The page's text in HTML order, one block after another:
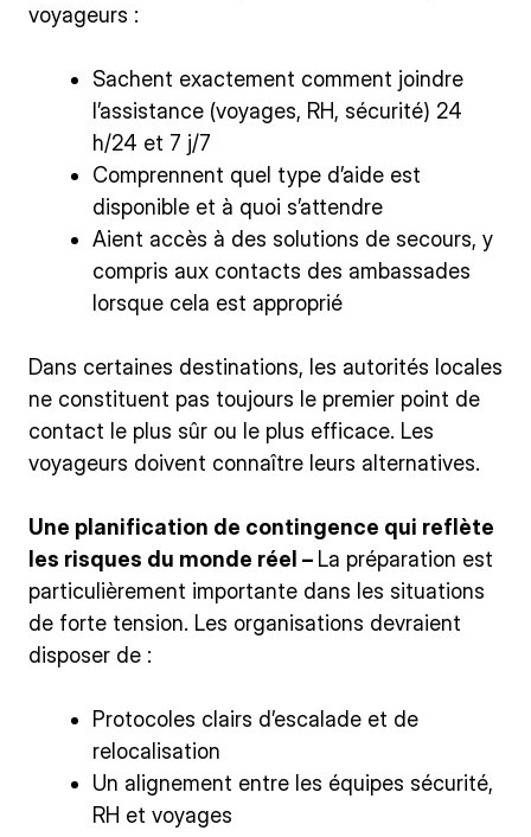
voyageurs :
Sachent exactement comment joindre
l’assistance (voyages, RH, sécurité) 24
h/24 et 7 j/7
Comprennent quel type d’aide est
disponible et à quoi s’attendre
Aient accès à des solutions de secours, y
compris aux contacts des ambassades
lorsque cela est approprié
Dans certaines destinations, les autorités locales
ne constituent pas toujours le premier point de
contact le plus sûr ou le plus efficace. Les
voyageurs doivent connaître leurs alternatives.
Une planification de contingence qui reflète
les risques du monde réel – La préparation est
particulièrement importante dans les situations
de forte tension. Les organisations devraient
disposer de :
Protocoles clairs d’escalade et de
relocalisation
Un alignement entre les équipes sécurité,
RH et voyages